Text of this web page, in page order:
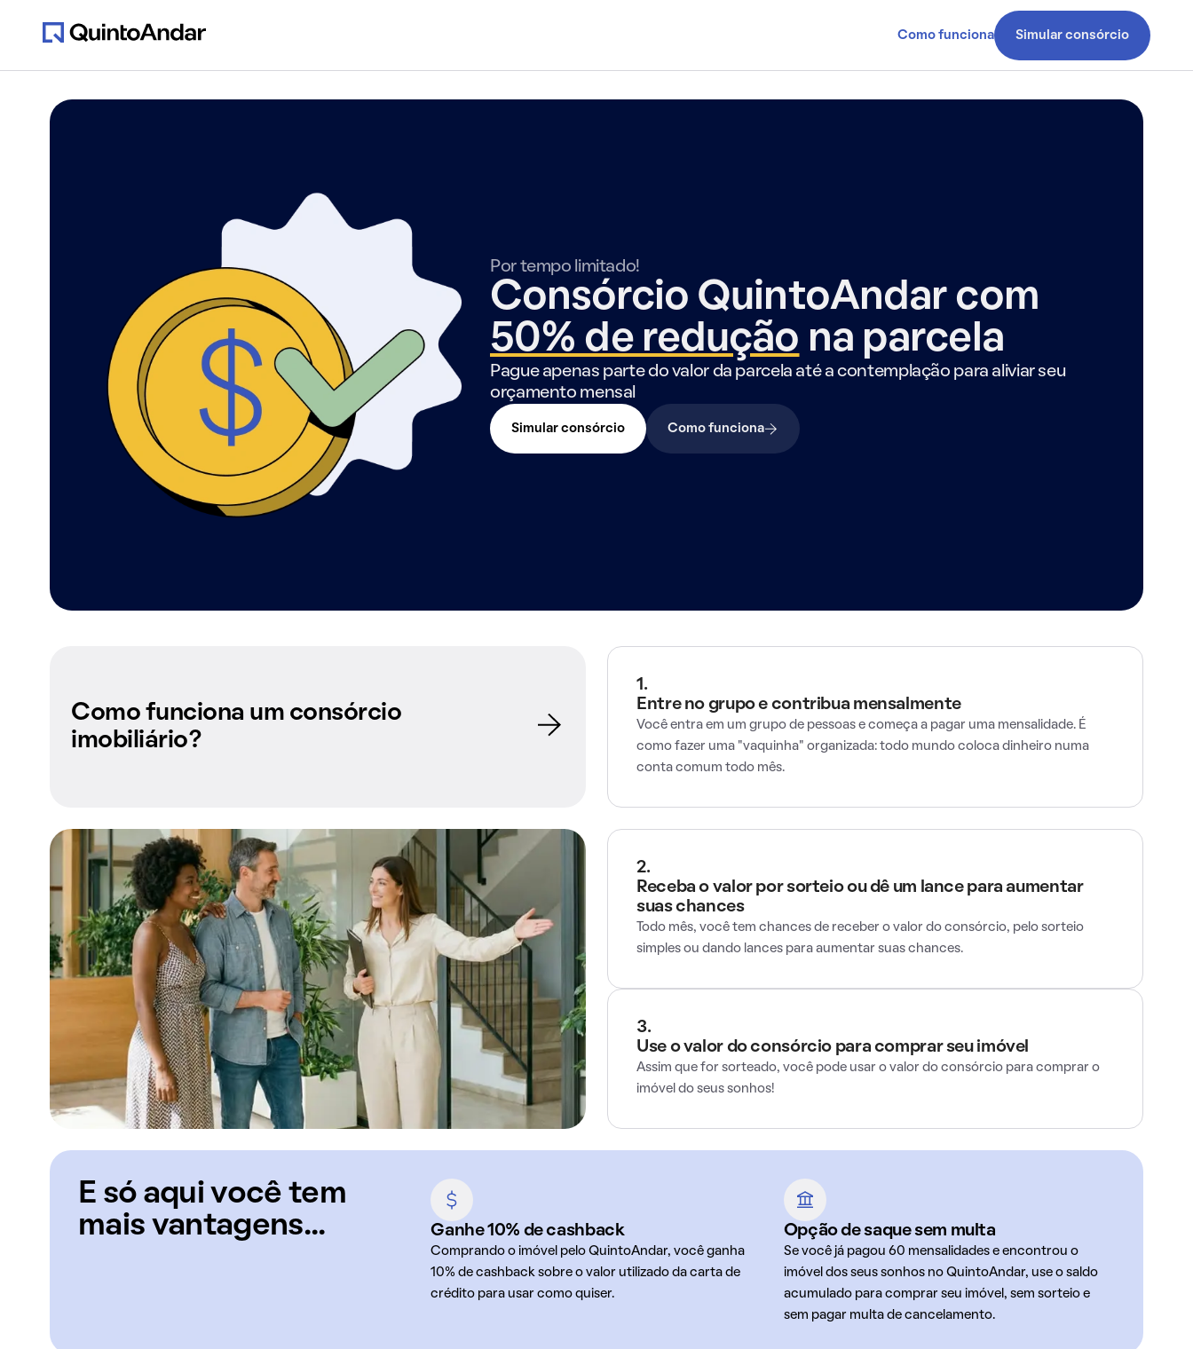
Como funciona Simular consórcio
Por tempo limitado!
Consórcio QuintoAndar com
50% de redução na parcela
Pague apenas parte do valor da parcela até a contemplação para aliviar seu
orçamento mensal
Simular consórcio Como funciona
Como funciona um consórcio
imobiliário?
1.
Entre no grupo e contribua mensalmente
Você entra em um grupo de pessoas e começa a pagar uma mensalidade. É
como fazer uma "vaquinha" organizada: todo mundo coloca dinheiro numa
conta comum todo mês.
2.
Receba o valor por sorteio ou dê um lance para aumentar
suas chances
Todo mês, você tem chances de receber o valor do consórcio, pelo sorteio
simples ou dando lances para aumentar suas chances.
3.
Use o valor do consórcio para comprar seu imóvel
Assim que for sorteado, você pode usar o valor do consórcio para comprar o
imóvel do seus sonhos!
E só aqui você tem
mais vantagens...
Ganhe 10% de cashback
Comprando o imóvel pelo QuintoAndar, você ganha
10% de cashback sobre o valor utilizado da carta de
crédito para usar como quiser.
Opção de saque sem multa
Se você já pagou 60 mensalidades e encontrou o
imóvel dos seus sonhos no QuintoAndar, use o saldo
acumulado para comprar seu imóvel, sem sorteio e
sem pagar multa de cancelamento.